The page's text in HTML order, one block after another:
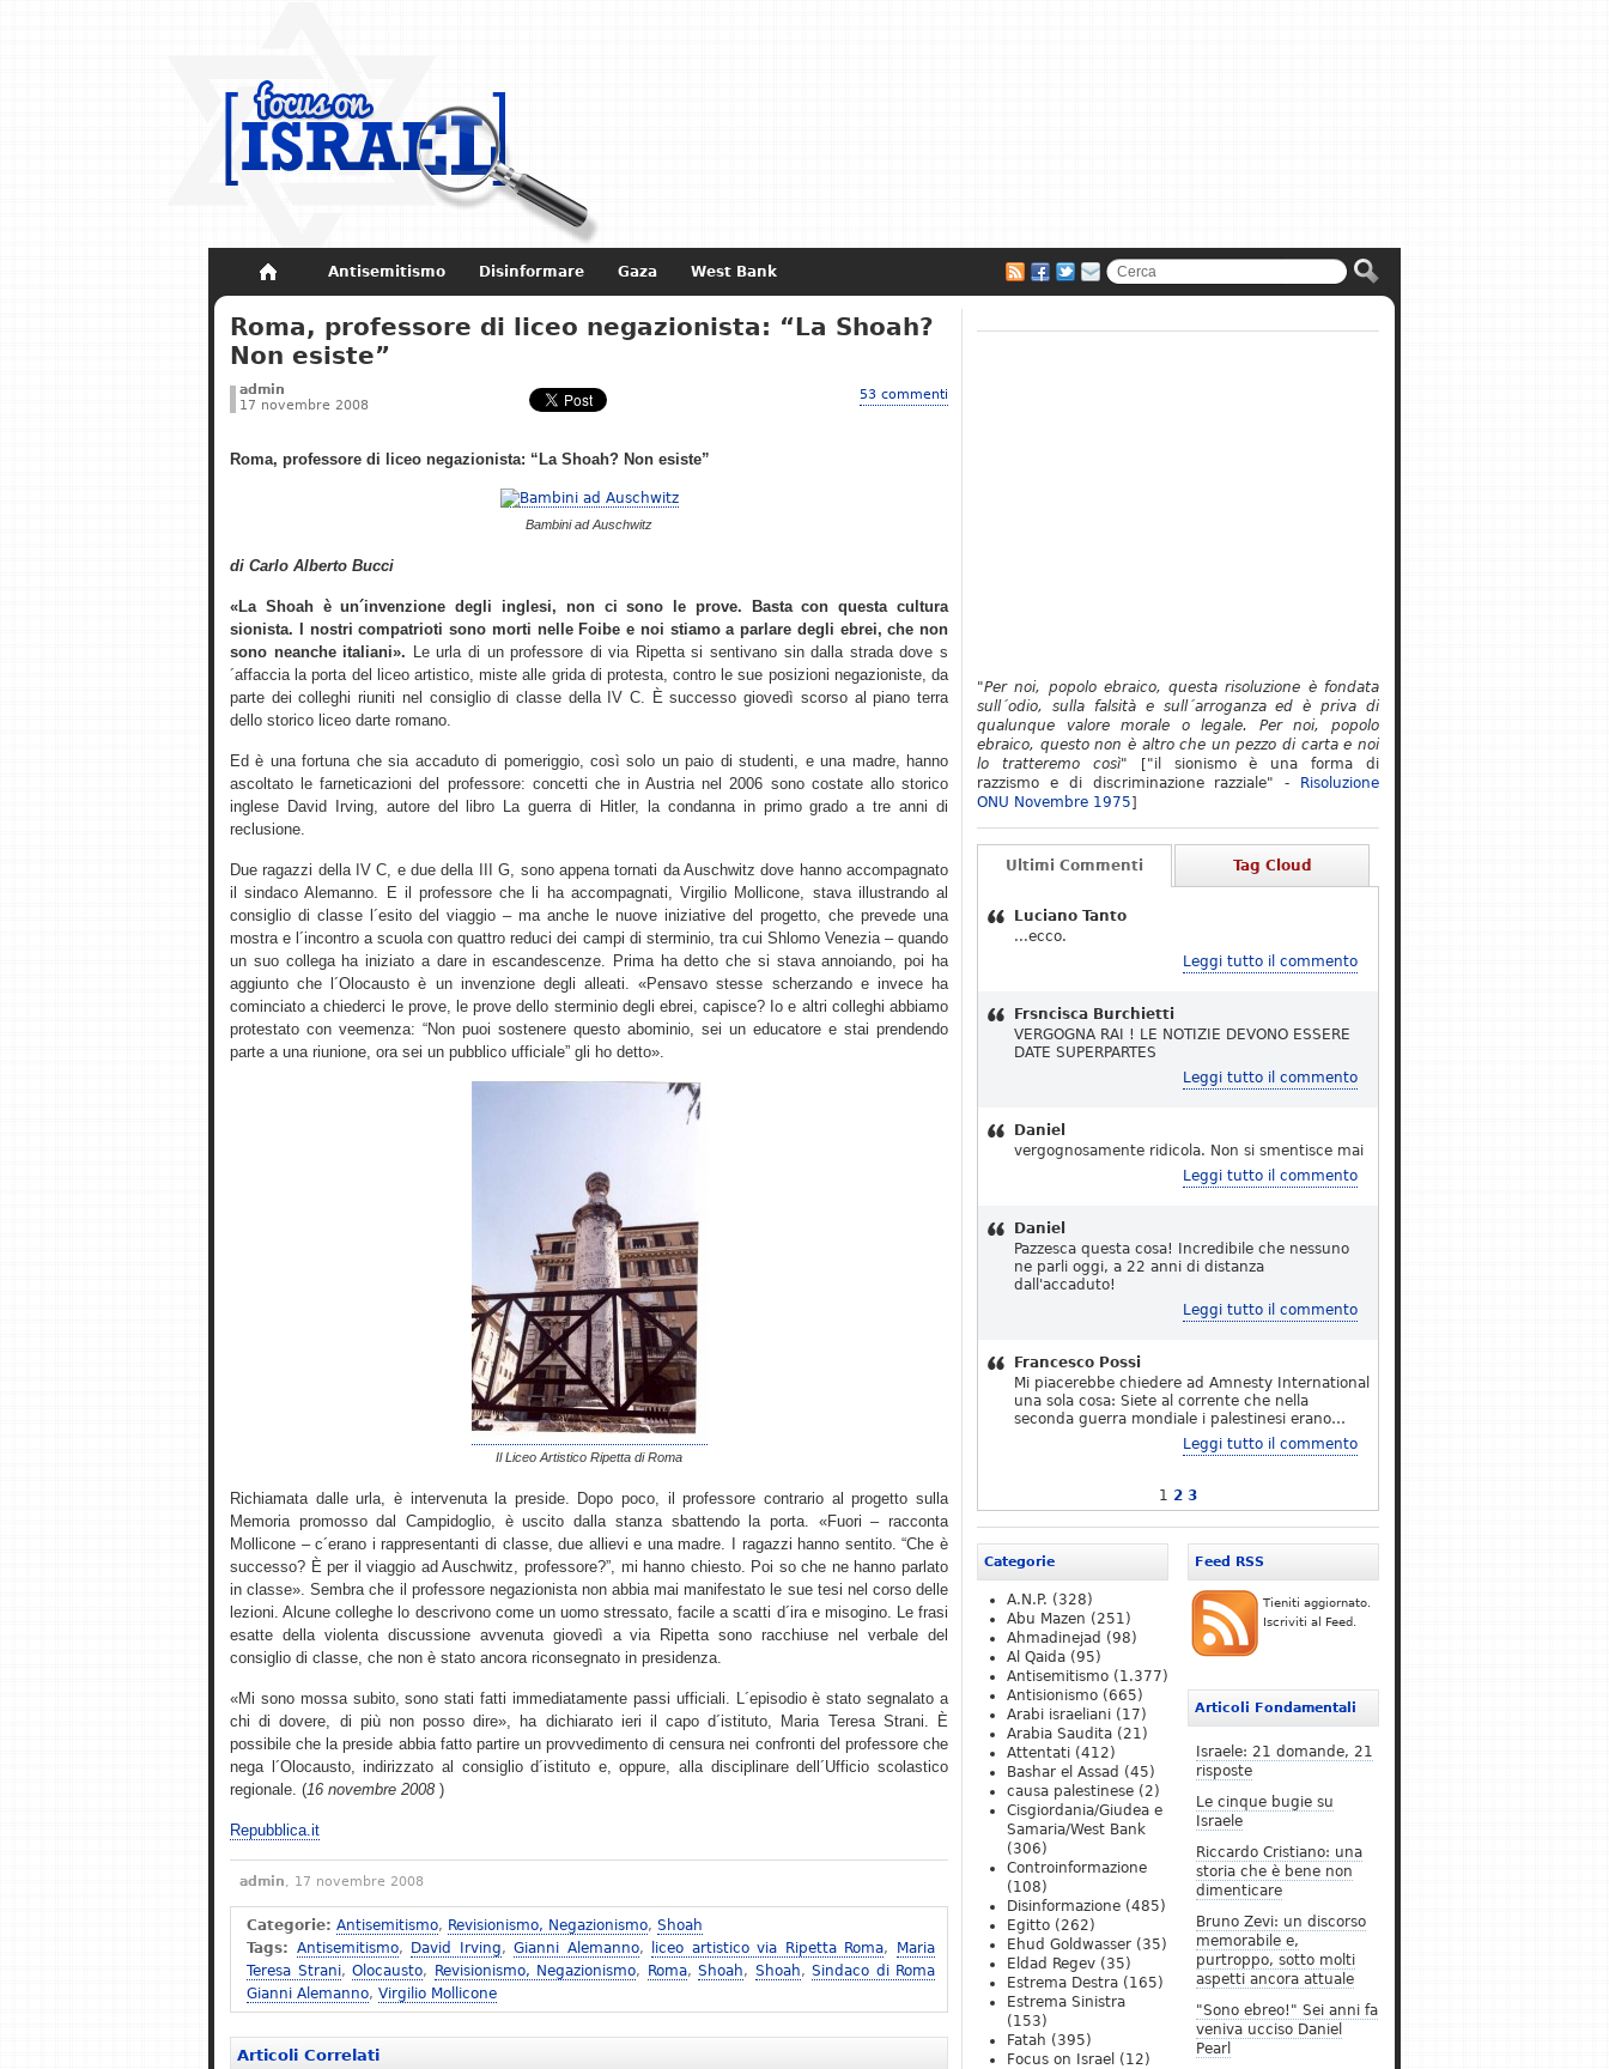
Antisemitismo Disinformare Gaza West Bank
Non dimenticare Storia di Israele
Roma, professore di liceo negazionista: “La Shoah?
Non esiste”
admin
17 novembre 2008
53 commenti
Roma, professore di liceo negazionista: “La Shoah? Non esiste”
Bambini ad Auschwitz
di Carlo Alberto Bucci
«La Shoah è un´invenzione degli inglesi, non ci sono le prove. Basta con questa cultura
sionista. I nostri compatrioti sono morti nelle Foibe e noi stiamo a parlare degli ebrei, che non
sono neanche italiani». Le urla di un professore di via Ripetta si sentivano sin dalla strada dove s
´affaccia la porta del liceo artistico, miste alle grida di protesta, contro le sue posizioni negazioniste, da
parte dei colleghi riuniti nel consiglio di classe della IV C. È successo giovedì scorso al piano terra
dello storico liceo darte romano.
Ed è una fortuna che sia accaduto di pomeriggio, così solo un paio di studenti, e una madre, hanno
ascoltato le farneticazioni del professore: concetti che in Austria nel 2006 sono costate allo storico
inglese David Irving, autore del libro La guerra di Hitler, la condanna in primo grado a tre anni di
reclusione.
Due ragazzi della IV C, e due della III G, sono appena tornati da Auschwitz dove hanno accompagnato
il sindaco Alemanno. E il professore che li ha accompagnati, Virgilio Mollicone, stava illustrando al
consiglio di classe l´esito del viaggio – ma anche le nuove iniziative del progetto, che prevede una
mostra e l´incontro a scuola con quattro reduci dei campi di sterminio, tra cui Shlomo Venezia – quando
un suo collega ha iniziato a dare in escandescenze. Prima ha detto che si stava annoiando, poi ha
aggiunto che l´Olocausto è un invenzione degli alleati. «Pensavo stesse scherzando e invece ha
cominciato a chiederci le prove, le prove dello sterminio degli ebrei, capisce? Io e altri colleghi abbiamo
protestato con veemenza: “Non puoi sostenere questo abominio, sei un educatore e stai prendendo
parte a una riunione, ora sei un pubblico ufficiale” gli ho detto».
Il Liceo Artistico Ripetta di Roma
Richiamata dalle urla, è intervenuta la preside. Dopo poco, il professore contrario al progetto sulla
Memoria promosso dal Campidoglio, è uscito dalla stanza sbattendo la porta. «Fuori – racconta
Mollicone – c´erano i rappresentanti di classe, due allievi e una madre. I ragazzi hanno sentito. “Che è
successo? È per il viaggio ad Auschwitz, professore?”, mi hanno chiesto. Poi so che ne hanno parlato
in classe». Sembra che il professore negazionista non abbia mai manifestato le sue tesi nel corso delle
lezioni. Alcune colleghe lo descrivono come un uomo stressato, facile a scatti d´ira e misogino. Le frasi
esatte della violenta discussione avvenuta giovedì a via Ripetta sono racchiuse nel verbale del
consiglio di classe, che non è stato ancora riconsegnato in presidenza.
«Mi sono mossa subito, sono stati fatti immediatamente passi ufficiali. L´episodio è stato segnalato a
chi di dovere, di più non posso dire», ha dichiarato ieri il capo d´istituto, Maria Teresa Strani. È
possibile che la preside abbia fatto partire un provvedimento di censura nei confronti del professore che
nega l´Olocausto, indirizzato al consiglio d´istituto e, oppure, alla disciplinare dell´Ufficio scolastico
regionale. (16 novembre 2008 )
Repubblica.it
admin, 17 novembre 2008
Categorie: Antisemitismo, Revisionismo, Negazionismo, Shoah
Tags: Antisemitismo, David Irving,Gianni Alemanno, liceo artistico via Ripetta Roma,
Maria
Teresa Strani, Olocausto, Revisionismo, Negazionismo, Roma, Shoah, Shoah, Sindaco di Roma
Gianni Alemanno, Virgilio Mollicone
Articoli Correlati
"Per noi, popolo ebraico, questa risoluzione è fondata
sull´odio, sulla falsità e sull´arroganza ed è priva di
qualunque valore morale o legale. Per noi, popolo
ebraico, questo non è altro che un pezzo di carta e noi
lo tratteremo così" ["il sionismo è una forma di
razzismo e di discriminazione razziale" -
Risoluzione
ONU Novembre 1975]
Ultimi Commenti Tag Cloud
Luciano Tanto
...ecco.
Leggi tutto il commento
Frsncisca Burchietti
VERGOGNA RAI ! LE NOTIZIE DEVONO ESSERE
DATE SUPERPARTES
Leggi tutto il commento
Daniel
vergognosamente ridicola. Non si smentisce mai
Leggi tutto il commento
Daniel
Pazzesca questa cosa! Incredibile che nessuno
ne parli oggi, a 22 anni di distanza
dall'accaduto!
Leggi tutto il commento
Francesco Possi
Mi piacerebbe chiedere ad Amnesty International
una sola cosa: Siete al corrente che nella
seconda guerra mondiale i palestinesi erano…
Leggi tutto il commento
1 2 3
Feed RSS
Tieniti aggiornato.
Iscriviti al Feed.
Articoli Fondamentali
Israele: 21 domande, 21
risposte
Le cinque bugie su
Israele
Riccardo Cristiano: una
storia che è bene non
dimenticare
Bruno Zevi: un discorso
memorabile e,
purtroppo, sotto molti
aspetti ancora attuale
"Sono ebreo!" Sei anni fa
veniva ucciso Daniel
Pearl
Categorie
A.N.P. (328)
Abu Mazen (251)
Ahmadinejad (98)
Al Qaida (95)
Antisemitismo (1.377)
Antisionismo (665)
Arabi israeliani (17)
Arabia Saudita (21)
Attentati (412)
Bashar el Assad (45)
causa palestinese (2)
Cisgiordania/Giudea e
Samaria/West Bank
(306)
Controinformazione
(108)
Disinformazione (485)
Egitto (262)
Ehud Goldwasser (35)
Eldad Regev (35)
Estrema Destra (165)
Estrema Sinistra
(153)
Fatah (395)
Focus on Israel (12)